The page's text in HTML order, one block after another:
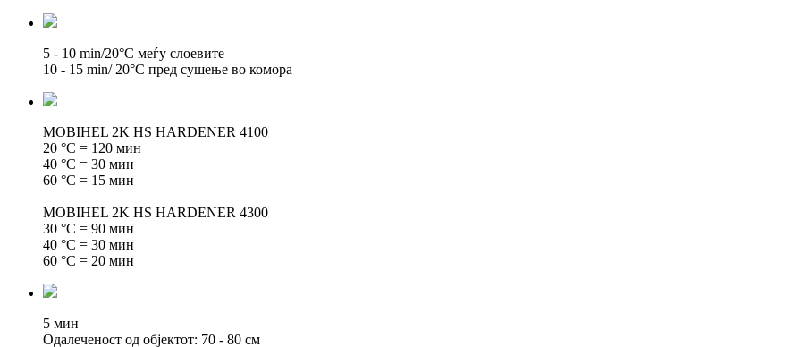
5 - 10 min/20°C меѓу слоевите
10 - 15 min/ 20°C пред сушење во комора
MOBIHEL 2K HS HARDENER 4100
20 °C = 120 мин
40 °C = 30 мин
60 °C = 15 мин
MOBIHEL 2K HS HARDENER 4300
30 °C = 90 мин
40 °C = 30 мин
60 °C = 20 мин
5 мин
Одалеченост од објектот: 70 - 80 см